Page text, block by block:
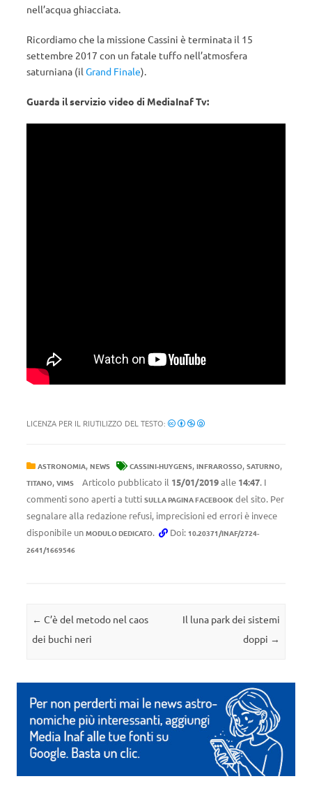
nell’acqua ghiacciata.
Ricordiamo che la missione Cassini è terminata il 15
settembre 2017 con un fatale tuffo nell’atmosfera
saturniana (il Grand Finale).
Guarda il servizio video di MediaInaf Tv:
LICENZA PER IL RIUTILIZZO DEL TESTO:
ASTRONOMIA, NEWS CASSINI-HUYGENS, INFRAROSSO, SATURNO,
TITANO, VIMS Articolo pubblicato il 15/01/2019alle 14:47. I
commenti sono aperti a tutti SULLA PAGINA FACEBOOK del sito. Per
segnalare alla redazione refusi, imprecisioni ed errori è invece
disponibile un MODULO DEDICATO. Doi: 10.20371/INAF/2724-
2641/1669546
Navigazione articolo
← C’è del metodo nel caos
dei buchi neri
Il luna park dei sistemi
doppi →